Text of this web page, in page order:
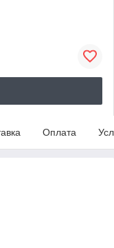
Оплата